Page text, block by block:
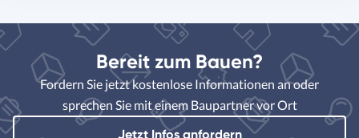
Bereit zum Bauen?
Fordern Sie jetzt kostenlose Informationen an oder
sprechen Sie mit einem Baupartner vor Ort
Jetzt Infos anfordern